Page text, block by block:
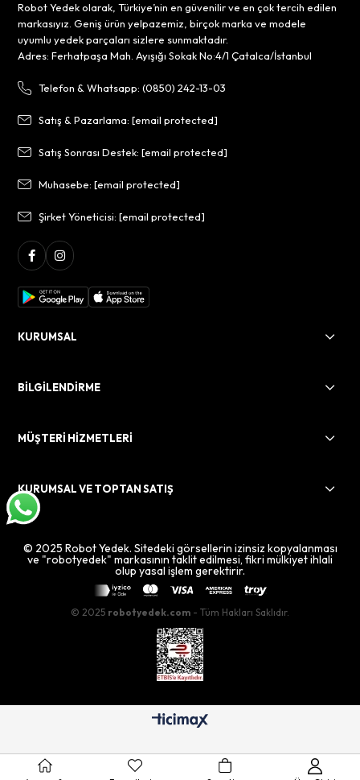
Robot Yedek olarak, Türkiye’nin en güvenilir ve en çok tercih edilen
markasıyız. Geniş ürün yelpazemiz, birçok marka ve modele
uyumlu yedek parçaları sizlere sunmaktadır.
Adres: Ferhatpaşa Mah. Ayışığı Sokak No:4/1 Çatalca/İstanbul
Telefon & Whatsapp: (0850) 242-13-03
Satış & Pazarlama:[email protected]
Satış Sonrası Destek:[email protected]
Muhasebe:[email protected]
Şirket Yöneticisi:[email protected]
KURUMSAL
BİLGİLENDİRME
MÜŞTERİ HİZMETLERİ
KURUMSAL VE TOPTAN SATIŞ
© 2025 Robot Yedek. Sitedeki görsellerin izinsiz kopyalanması
ve "robotyedek" markasının taklit edilmesi, fikri mülkiyet ihlali
olup yasal işlem gerektirir.
© 2025 robotyedek.com - Tüm Hakları Saklıdır.